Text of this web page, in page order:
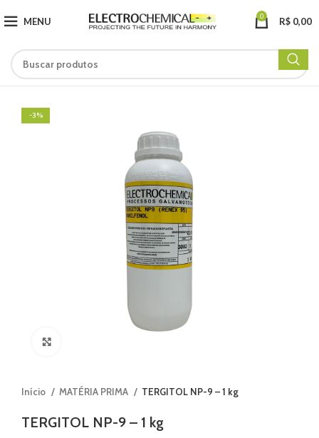
MENU 0 R$ 0,00
-3%
Início MATÉRIA PRIMA TERGITOL NP-9 – 1 kg
TERGITOL NP-9 – 1 kg